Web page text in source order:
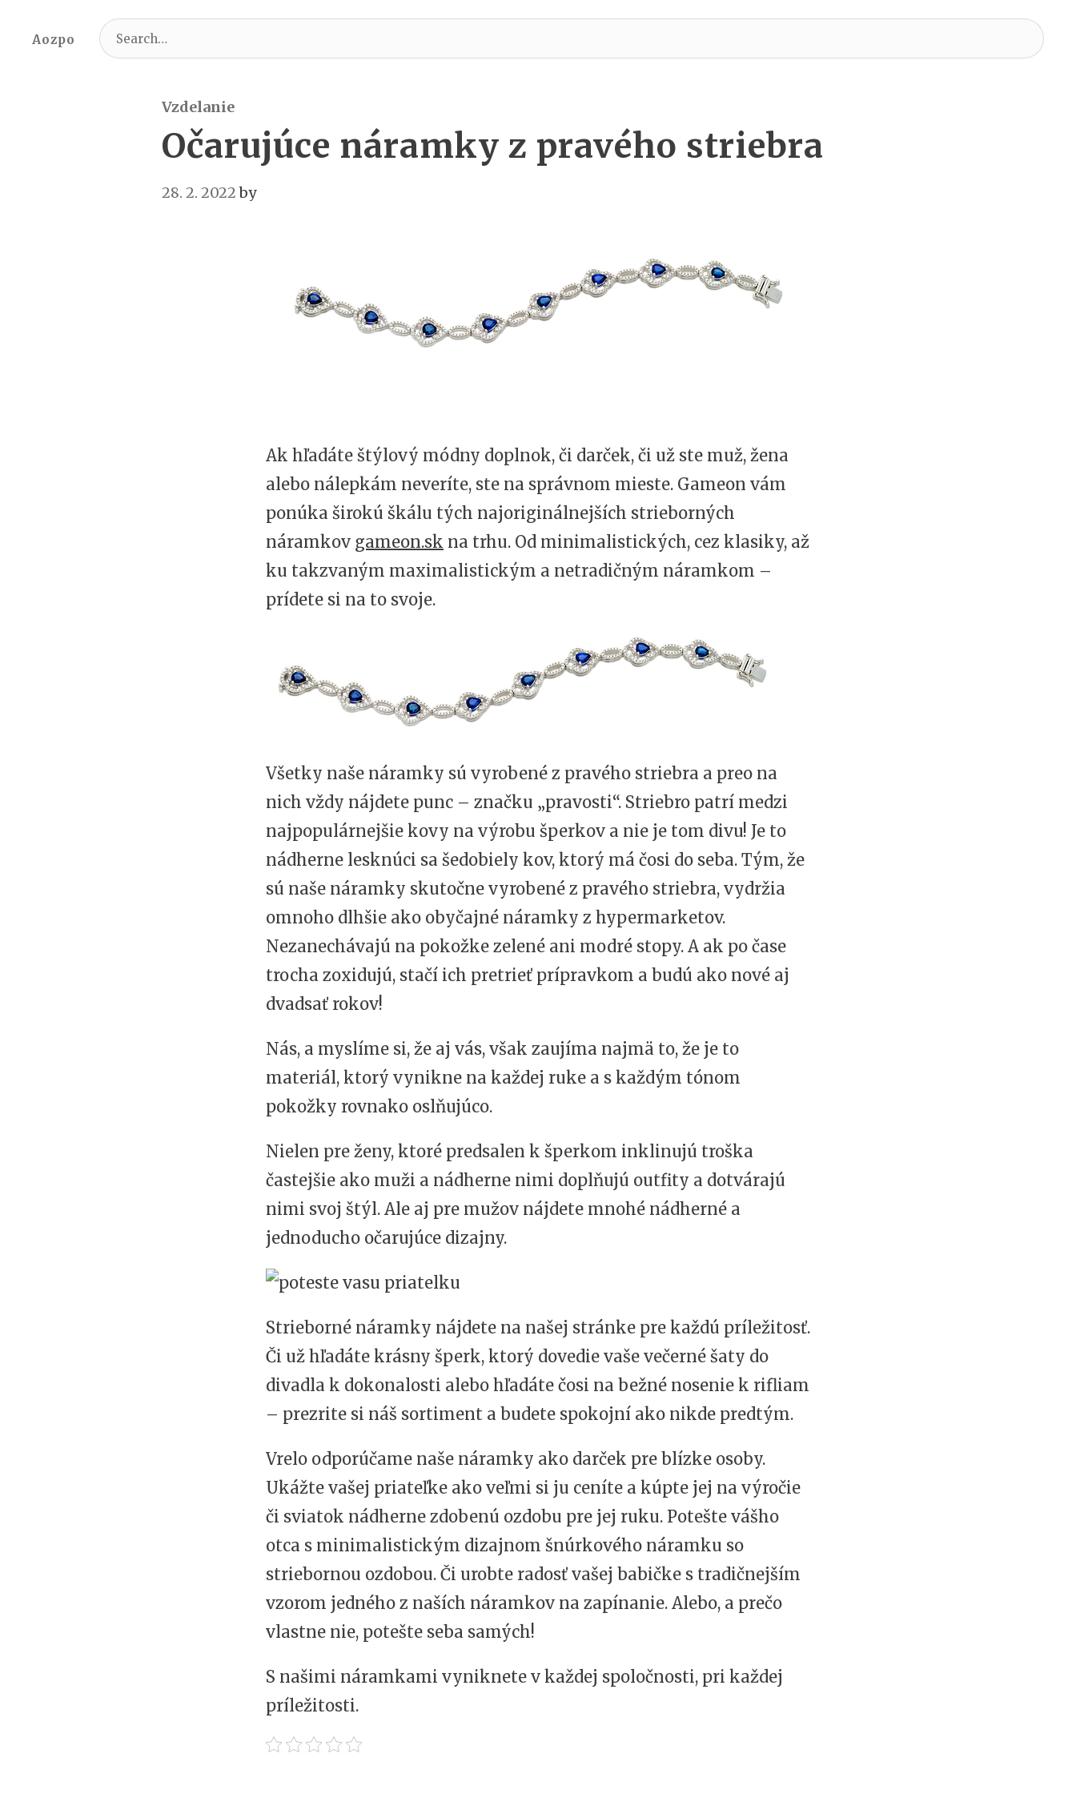
Aozpo
Search
for:
Vzdelanie
Očarujúce náramky z pravého striebra
28. 2. 2022by
Ak hľadáte štýlový módny doplnok, či darček, či už ste muž, žena
alebo nálepkám neveríte, ste na správnom mieste. Gameon vám
ponúka širokú škálu tých najoriginálnejších strieborných
náramkov gameon.sk na trhu. Od minimalistických, cez klasiky, až
ku takzvaným maximalistickým a netradičným náramkom –
prídete si na to svoje.
Všetky naše náramky sú vyrobené z pravého striebra a preo na
nich vždy nájdete punc – značku „pravosti“. Striebro patrí medzi
najpopulárnejšie kovy na výrobu šperkov a nie je tom divu! Je to
nádherne lesknúci sa šedobiely kov, ktorý má čosi do seba. Tým, že
sú naše náramky skutočne vyrobené z pravého striebra, vydržia
omnoho dlhšie ako obyčajné náramky z hypermarketov.
Nezanechávajú na pokožke zelené ani modré stopy. A ak po čase
trocha zoxidujú, stačí ich pretrieť prípravkom a budú ako nové aj
dvadsať rokov!
Nás, a myslíme si, že aj vás, však zaujíma najmä to, že je to
materiál, ktorý vynikne na každej ruke a s každým tónom
pokožky rovnako oslňujúco.
Nielen pre ženy, ktoré predsalen k šperkom inklinujú troška
častejšie ako muži a nádherne nimi doplňujú outfity a dotvárajú
nimi svoj štýl. Ale aj pre mužov nájdete mnohé nádherné a
jednoducho očarujúce dizajny.
Strieborné náramky nájdete na našej stránke pre každú príležitosť.
Či už hľadáte krásny šperk, ktorý dovedie vaše večerné šaty do
divadla k dokonalosti alebo hľadáte čosi na bežné nosenie k rifliam
– prezrite si náš sortiment a budete spokojní ako nikde predtým.
Vrelo odporúčame naše náramky ako darček pre blízke osoby.
Ukážte vašej priateľke ako veľmi si ju ceníte a kúpte jej na výročie
či sviatok nádherne zdobenú ozdobu pre jej ruku. Potešte vášho
otca s minimalistickým dizajnom šnúrkového náramku so
striebornou ozdobou. Či urobte radosť vašej babičke s tradičnejším
vzorom jedného z naších náramkov na zapínanie. Alebo, a prečo
vlastne nie, potešte seba samých!
S našimi náramkami vyniknete v každej spoločnosti, pri každej
príležitosti.